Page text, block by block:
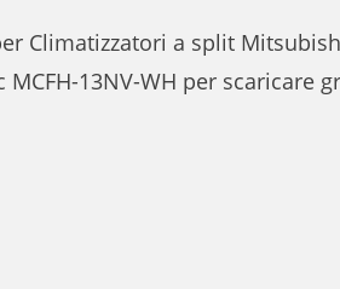
Climatizzatori a split
13NV-WH per